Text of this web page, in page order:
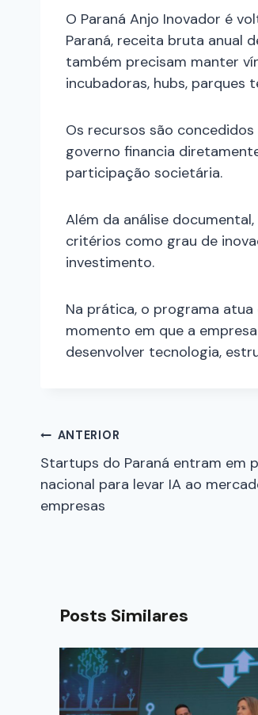
O Paraná Anjo Inovador é
Paraná, receita bruta anual
também precisam manter
incubadoras, hubs, parques
Os recursos são
governo financia
participação societária.
Além da análise
critérios como grau de
investimento.
Na prática, o programa
momento em que a
desenvolver tecnologia,
ANTERIOR
Startups do Paraná entram em
nacional para levar IA ao
empresas
Posts Similares